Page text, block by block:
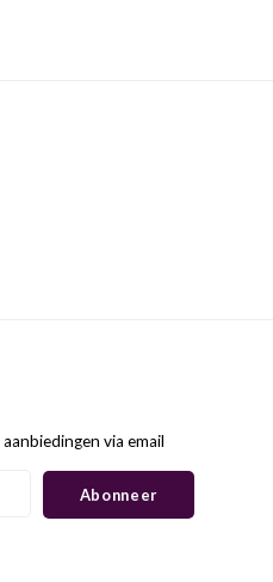
via email
Abonneer